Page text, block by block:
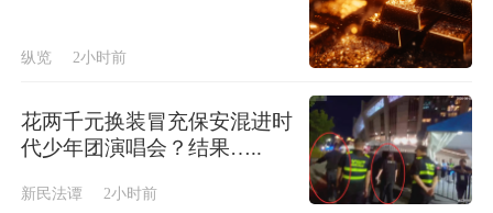
纵览 2小时前
花两千元换装冒充保安混进时
代少年团演唱会？结果…..
新民法谭 2小时前